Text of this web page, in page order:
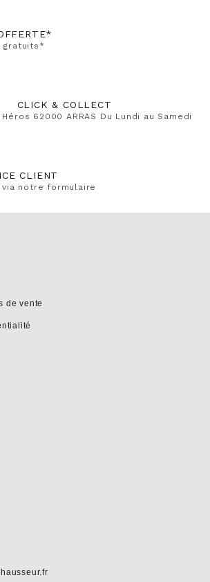
gratuits*
CLICK & COLLECT
62000 ARRAS Du Lundi au Samedi
CLIENT
via notre formulaire
de vente